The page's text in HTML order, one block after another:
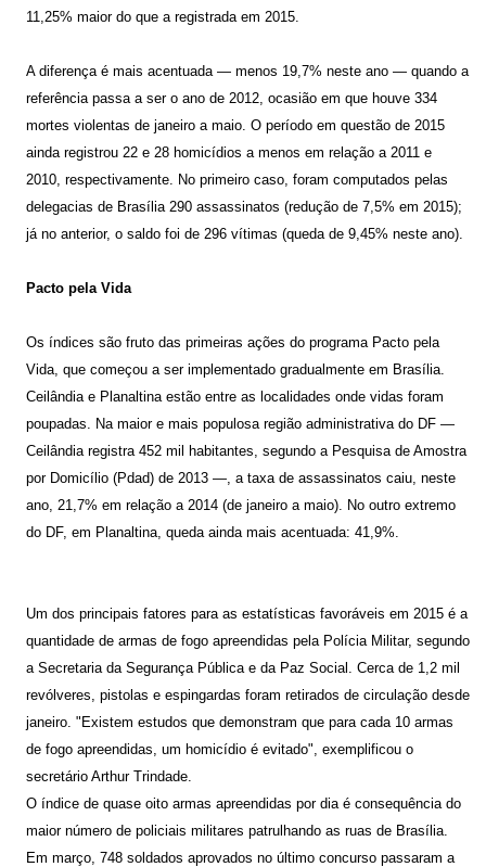
11,25% maior do que a registrada em 2015.
A diferença é mais acentuada — menos 19,7% neste ano — quando a
referência passa a ser o ano de 2012, ocasião em que houve 334
mortes violentas de janeiro a maio. O período em questão de 2015
ainda registrou 22 e 28 homicídios a menos em relação a 2011 e
2010, respectivamente. No primeiro caso, foram computados pelas
delegacias de Brasília 290 assassinatos (redução de 7,5% em 2015);
já no anterior, o saldo foi de 296 vítimas (queda de 9,45% neste ano).
Pacto pela Vida
Os índices são fruto das primeiras ações do programa Pacto pela
Vida, que começou a ser implementado gradualmente em Brasília.
Ceilândia e Planaltina estão entre as localidades onde vidas foram
poupadas. Na maior e mais populosa região administrativa do DF —
Ceilândia registra 452 mil habitantes, segundo a Pesquisa de Amostra
por Domicílio (Pdad) de 2013 —, a taxa de assassinatos caiu, neste
ano, 21,7% em relação a 2014 (de janeiro a maio). No outro extremo
do DF, em Planaltina, queda ainda mais acentuada: 41,9%.
Um dos principais fatores para as estatísticas favoráveis em 2015 é a
quantidade de armas de fogo apreendidas pela Polícia Militar, segundo
a Secretaria da Segurança Pública e da Paz Social. Cerca de 1,2 mil
revólveres, pistolas e espingardas foram retirados de circulação desde
janeiro. "Existem estudos que demonstram que para cada 10 armas
de fogo apreendidas, um homicídio é evitado", exemplificou o
secretário Arthur Trindade.
O índice de quase oito armas apreendidas por dia é consequência do
maior número de policiais militares patrulhando as ruas de Brasília.
Em março, 748 soldados aprovados no último concurso passaram a